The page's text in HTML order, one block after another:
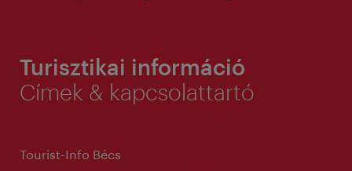
Turisztikai információ
Címek & kapcsolattartó
Tourist-Info Bécs